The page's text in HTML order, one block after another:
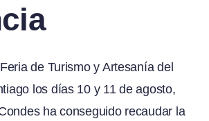
de Turismo y Artesanía del
los días 10 y 11 de agosto,
ha conseguido recaudar la